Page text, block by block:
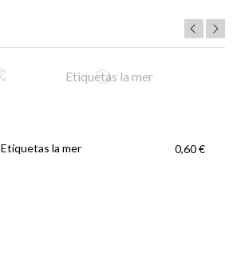
Etiquetas la mer 0,60 €